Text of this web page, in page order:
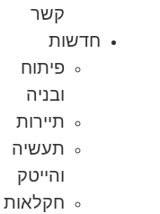
קשר
חדשות
פיתוח
ובניה
תיירות
תעשיה
והייטק
חקלאות